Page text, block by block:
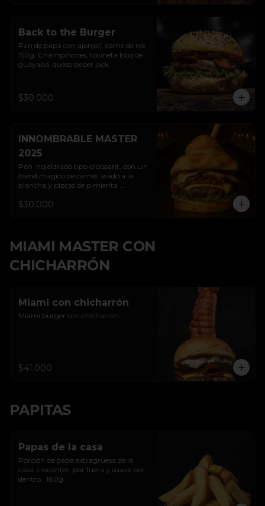
Back to the Burger
Pan de papa con ajonjolí, carne de res
150g, Champiñones, tocineta bbq de
guayaba, queso peper jack.
$30.000
INNOMBRABLE MASTER
2025
Pan  hojaldrado tipo croissant, con un
blend mágico de carnes asado a la
plancha y pizcas de pimienta
hechizada con miel y polvos de canela,
$30.000
MIAMI MASTER CON
CHICHARRÓN
Miami con chicharrón
Miami burger con chicharron.
$41.000
PAPITAS
Papas de la casa
Porción de papa extragruesa de la
casa, crocantes  por fuera y suave por
dentro,  180g.